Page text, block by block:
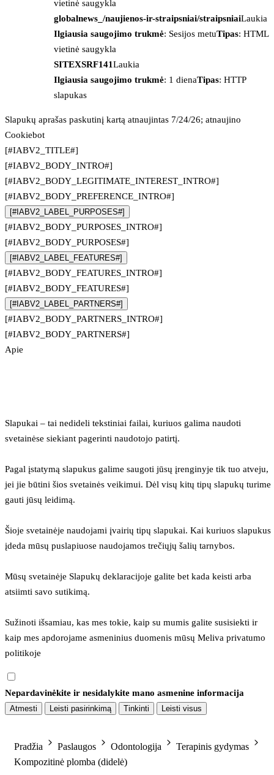
vietinė saugykla
globalnews_/naujienos-ir-straipsniai/straipsniaiLaukia
Ilgiausia saugojimo trukmė: Sesijos metuTipas: HTML
vietinė saugykla
SITEXSRF141Laukia
Ilgiausia saugojimo trukmė: 1 dienaTipas: HTTP
slapukas
Slapukų aprašas paskutinį kartą atnaujintas 7/24/26; atnaujino
Cookiebot
[#IABV2_TITLE#]
[#IABV2_BODY_INTRO#]
[#IABV2_BODY_LEGITIMATE_INTEREST_INTRO#]
[#IABV2_BODY_PREFERENCE_INTRO#]
[#IABV2_LABEL_PURPOSES#]
[#IABV2_BODY_PURPOSES_INTRO#]
[#IABV2_BODY_PURPOSES#]
[#IABV2_LABEL_FEATURES#]
[#IABV2_BODY_FEATURES_INTRO#]
[#IABV2_BODY_FEATURES#]
[#IABV2_LABEL_PARTNERS#]
[#IABV2_BODY_PARTNERS_INTRO#]
[#IABV2_BODY_PARTNERS#]
Apie
Slapukai – tai nedideli tekstiniai failai, kuriuos galima naudoti
svetainėse siekiant pagerinti naudotojo patirtį.
Pagal įstatymą slapukus galime saugoti jūsų įrenginyje tik tuo atveju,
jei jie būtini šios svetainės veikimui. Dėl visų kitų tipų slapukų turime
gauti jūsų leidimą.
Šioje svetainėje naudojami įvairių tipų slapukai. Kai kuriuos slapukus
įdeda mūsų puslapiuose naudojamos trečiųjų šalių tarnybos.
Mūsų svetainėje Slapukų deklaracijoje galite bet kada keisti arba
atsiimti savo sutikimą.
Sužinoti išsamiau, kas mes tokie, kaip su mumis galite susisiekti ir
kaip mes apdorojame asmeninius duomenis mūsų Meliva privatumo
politikoje
Nepardavinėkite ir nesidalykite mano asmenine informacija
Atmesti Leisti pasirinkimą Tinkinti Leisti visus
Pradžia Paslaugos Odontologija
Terapinis gydymas
Kompozitinė plomba (didelė)